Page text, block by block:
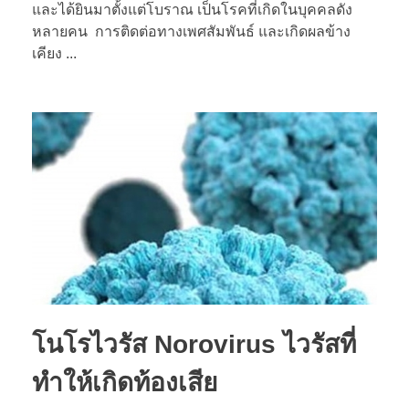
และได้ยินมาตั้งแต่โบราณ เป็นโรคที่เกิดในบุคคลดัง
หลายคน การติดต่อทางเพศสัมพันธ์ และเกิดผลข้าง
เคียง ...
โนโรไวรัส Norovirus ไวรัสที่
ทำให้เกิดท้องเสีย